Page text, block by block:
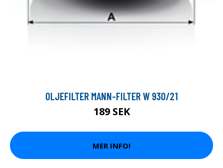
OLJEFILTER MANN-FILTER W 930/21
189 SEK
MER INFO!